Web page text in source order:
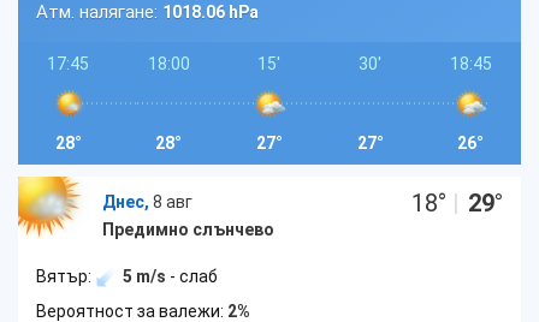
Атм. налягане: 1018.06 hPa
17:45
28°
18:00
28°
15'
27°
30'
27°
18:45
26°
Днес, 8 авг
Предимно слънчево
18° | 29°
Вятър: 5 m/s - слаб
Вероятност за валежи: 2%